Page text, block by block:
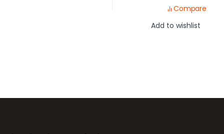
Compare
Add to wishlist